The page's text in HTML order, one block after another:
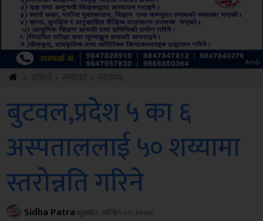
Sdc
बुटवल,प्रदेश ५ का ६
अस्पताललाई ५० शय्यामा
स्तरोन्नति गरिने
Sidha Patra शुक्रबार, आश्विन ०२, २०७७